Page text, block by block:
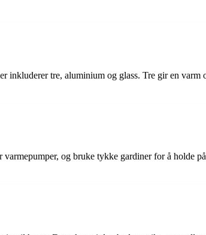
inkluderer tre, aluminium og glass. Tre gir en
og bruke tykke gardiner for å holde